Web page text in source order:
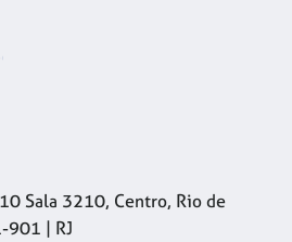
Sala 3210, Centro, Rio de
901 | RJ